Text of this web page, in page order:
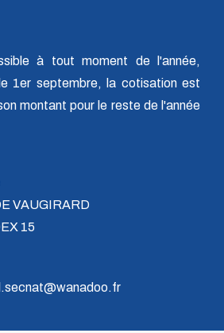
à tout moment de l'année,
1er septembre, la cotisation est
montant pour le reste de l'année
VAUGIRARD
15